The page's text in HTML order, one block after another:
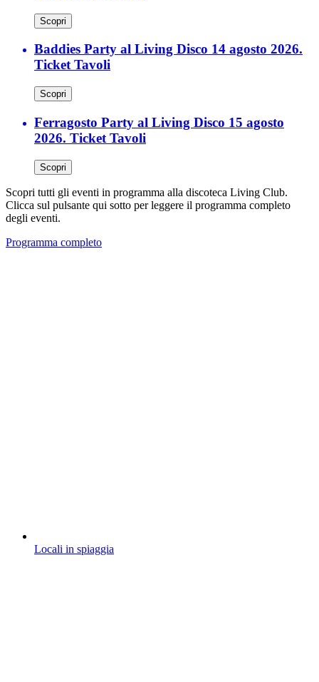
Scopri
Baddies Party al Living Disco 14 agosto 2026.
Ticket Tavoli
Scopri
Ferragosto Party al Living Disco 15 agosto
2026. Ticket Tavoli
Scopri
Scopri tutti gli eventi in programma alla discoteca Living Club.
Clicca sul pulsante qui sotto per leggere il programma completo
degli eventi.
Programma completo
Locali in spiaggia